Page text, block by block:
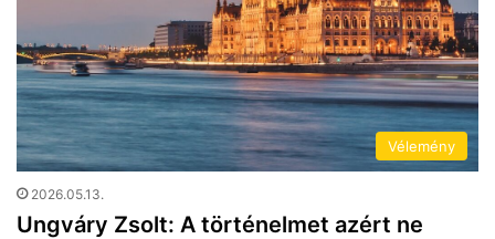
Vélemény
2026.05.13.
Ungváry Zsolt: A történelmet azért ne